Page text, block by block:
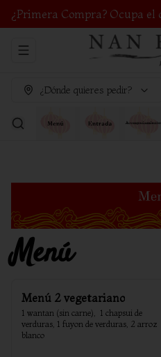
¿Primera Compra? Ocupa el
Abrir menu de navegación
¿Dónde quieres pedir?
Menú
Menú 2 vegetariano
1 wantan (sin carne),  1 chapsui de
verduras, 1 fuyon de verduras, 2 arroz
blanco